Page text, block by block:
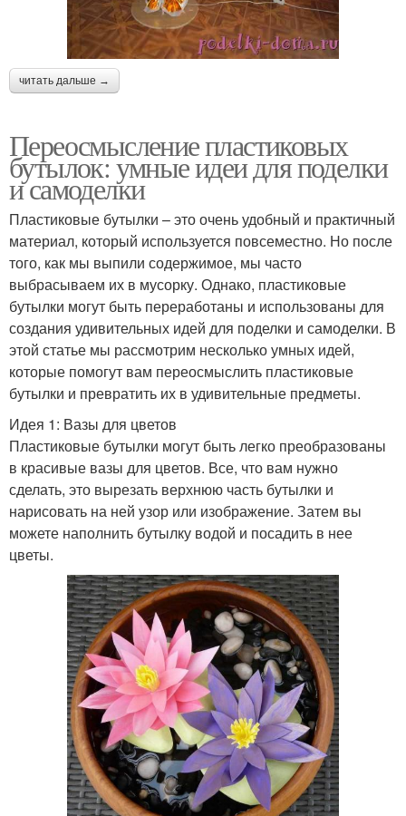
читать дальше →
Переосмысление пластиковых
бутылок: умные идеи для поделки
и самоделки
Пластиковые бутылки – это очень удобный и практичный
материал, который используется повсеместно. Но после
того, как мы выпили содержимое, мы часто
выбрасываем их в мусорку. Однако, пластиковые
бутылки могут быть переработаны и использованы для
создания удивительных идей для поделки и самоделки. В
этой статье мы рассмотрим несколько умных идей,
которые помогут вам переосмыслить пластиковые
бутылки и превратить их в удивительные предметы.
Идея 1: Вазы для цветов
Пластиковые бутылки могут быть легко преобразованы
в красивые вазы для цветов. Все, что вам нужно
сделать, это вырезать верхнюю часть бутылки и
нарисовать на ней узор или изображение. Затем вы
можете наполнить бутылку водой и посадить в нее
цветы.